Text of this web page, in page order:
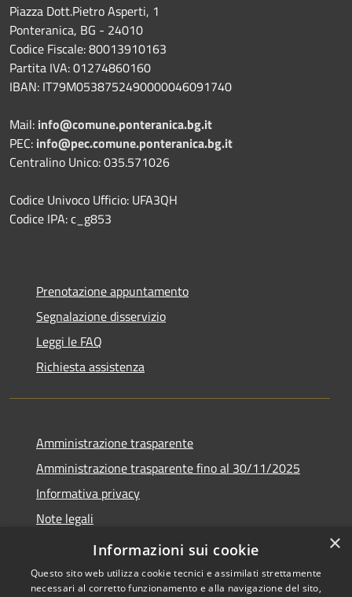
Piazza Dott.Pietro Asperti, 1
Ponteranica, BG - 24010
Codice Fiscale: 80013910163
Partita IVA: 01274860160
IBAN: IT79M0538752490000046091740
Mail: info@comune.ponteranica.bg.it
PEC: info@pec.comune.ponteranica.bg.it
Centralino Unico: 035.571026
Codice Univoco Ufficio: UFA3QH
Codice IPA: c_g853
Prenotazione appuntamento
Segnalazione disservizio
Leggi le FAQ
Richiesta assistenza
Amministrazione trasparente
Amministrazione trasparente fino al 30/11/2025
Informativa privacy
Note legali
Dichiarazione di accessibilità
×
Informazioni sui cookie
Questo sito web utilizza cookie tecnici e assimilati strettamente
necessari al corretto funzionamento e alla navigazione del sito,